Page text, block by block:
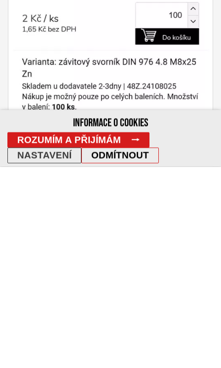
INFORMACE O COOKIES
ROZUMÍM A PŘIJÍMÁM
ODMÍTNOUT
NASTAVENÍ